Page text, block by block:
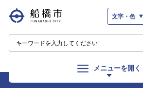
文字・色
メニューを開く